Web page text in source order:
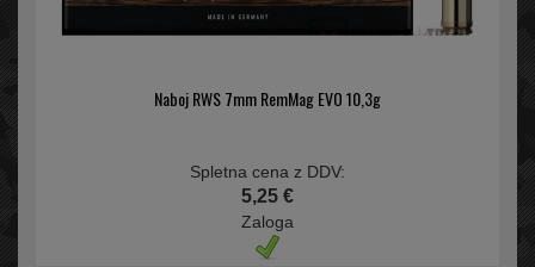
Naboj RWS 7mm RemMag EVO 10,3g
Spletna cena z DDV:
5,25 €
Zaloga